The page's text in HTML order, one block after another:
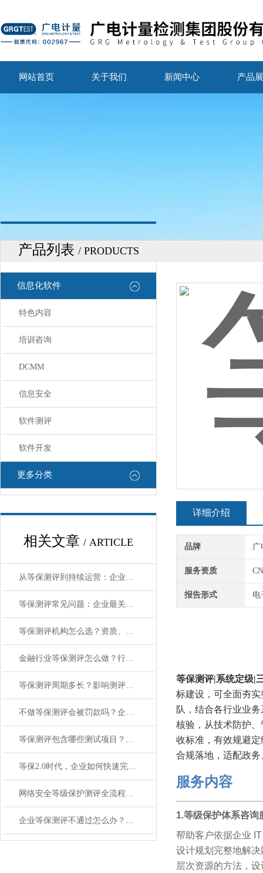
网站首页 关于我们 新闻中心 产品
产品列表 / PRODUCTS
信息化软件
特色内容
培训咨询
DCMM
信息安全
软件测评
软件开发
更多分类
相关文章 / ARTICLE
从等保测评到持续运营：企业网络安全防护的完整路径
等保测评常见问题：企业最关心的合规要点解答
等保测评机构怎么选？资质、经验、服务能力三大标准
金融行业等保测评怎么做？行业特殊要求与应对方案
等保测评周期多长？影响测评时间的5个关键因素
不做等保测评会被罚款吗？企业网络安全合规风险解读
等保测评包含哪些测试项目？技术与管理双维度详解
等保2.0时代，企业如何快速完成网络安全合规？
网络安全等级保护测评全流程解析：从定级备案到报告交付
企业等保测评不通过怎么办？一文读懂整改关键点
详细介绍
品牌 广
服务资质
报告形式 电
等保测评|系统定级|
标建设，可全面夯
队，结合各行业业
核验，从技术防护
收标准，有效规避
合规落地，适配政
服务内容
1.等级保护体系咨询
帮助客户依据企业
设计规划完整地解
层次资源的方法，